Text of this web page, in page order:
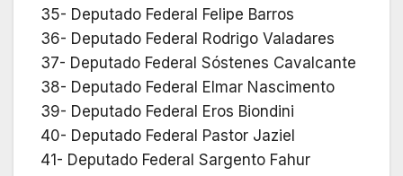
35- Deputado Federal Felipe Barros
36- Deputado Federal Rodrigo Valadares
37- Deputado Federal Sóstenes Cavalcante
38- Deputado Federal Elmar Nascimento
39- Deputado Federal Eros Biondini
40- Deputado Federal Pastor Jaziel
41- Deputado Federal Sargento Fahur